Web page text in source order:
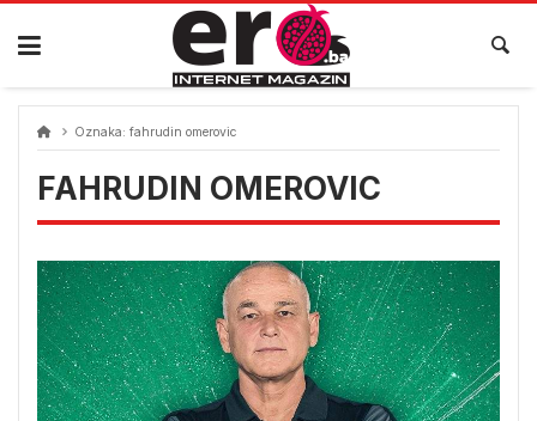
Skip
content
Oznaka: fahrudin omerovic
FAHRUDIN OMEROVIC